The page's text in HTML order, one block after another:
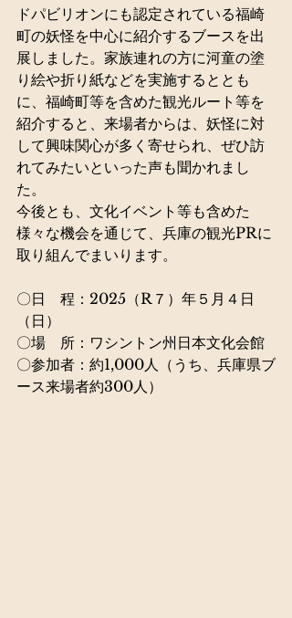
ドパビリオンにも認定されている福崎
町の妖怪を中心に紹介するブースを出
展しました。家族連れの方に河童の塗
り絵や折り紙などを実施するととも
に、福崎町等を含めた観光ルート等を
紹介すると、来場者からは、妖怪に対
して興味関心が多く寄せられ、ぜひ訪
れてみたいといった声も聞かれまし
た。
今後とも、文化イベント等も含めた
様々な機会を通じて、兵庫の観光PRに
取り組んでまいります。
〇日　程： 2025（R７）年５月４日
（日）
〇場　所： ワシントン州日本文化会館
〇参加者： 約1,000人 （うち、兵庫県ブ
ース来場者約300人 ）